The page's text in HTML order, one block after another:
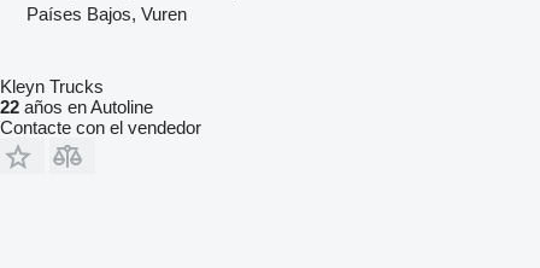
Países Bajos, Vuren
Kleyn Trucks
22 años en Autoline
Contacte con el vendedor